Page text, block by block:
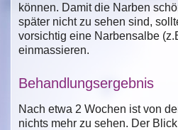
können. Damit die Narben
später nicht zu sehen sind,
vorsichtig eine Narbensalbe
einmassieren.
Behandlungsergebnis
Nach etwa 2 Wochen ist von
nichts mehr zu sehen. Der